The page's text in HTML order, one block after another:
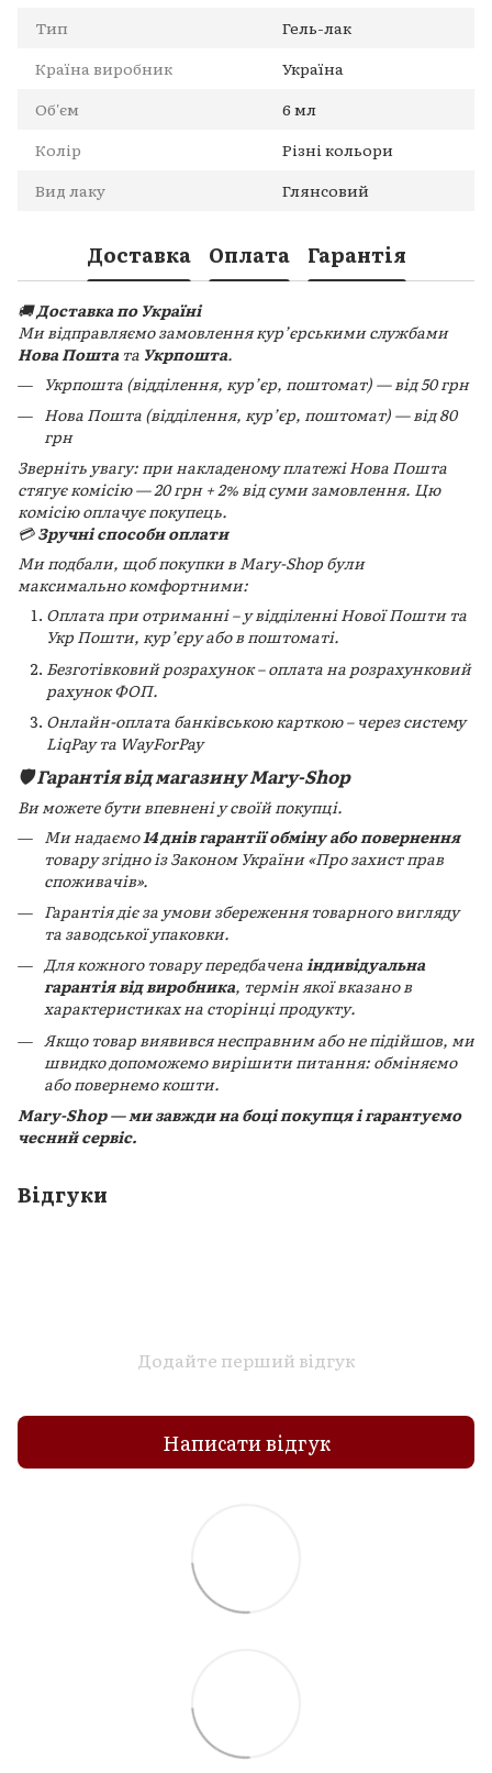
Тип
Гель-лак
Країна виробник
Україна
Об'єм
6 мл
Колір
Різні кольори
Вид лаку
Глянсовий
Доставка Оплата Гарантія
🚚Доставка по Україні
Ми відправляємо замовлення кур’єрськими службами
Нова Пошта та Укрпошта.
Укрпошта (відділення, кур’єр, поштомат) — від 50 грн
Нова Пошта (відділення, кур’єр, поштомат) — від 80
грн
Зверніть увагу: при накладеному платежі Нова Пошта
стягує комісію — 20 грн + 2% від суми замовлення. Цю
комісію оплачує покупець.
💳Зручні способи оплати
Ми подбали, щоб покупки в Mary-Shop були
максимально комфортними:
Оплата при отриманні – у відділенні Нової Пошти та
Укр Пошти, кур’єру або в поштоматі.
Безготівковий розрахунок – оплата на розрахунковий
рахунок ФОП.
Онлайн-оплата банківською карткою – через систему
LiqPay та WayForPay
🛡️ Гарантія від магазину Mary-Shop
Ви можете бути впевнені у своїй покупці.
Ми надаємо14 днів гарантії обміну або повернення
товару згідно із Законом України «Про захист прав
споживачів».
Гарантія діє за умови збереження товарного вигляду
та заводської упаковки.
Для кожного товару передбаченаіндивідуальна
гарантія від виробника, термін якої вказано в
характеристиках на сторінці продукту.
Якщо товар виявився несправним або не підійшов, ми
швидко допоможемо вирішити питання: обміняємо
або повернемо кошти.
Mary-Shop — ми завжди на боці покупця і гарантуємо
чесний сервіс.
Відгуки
Додайте перший відгук
Написати відгук